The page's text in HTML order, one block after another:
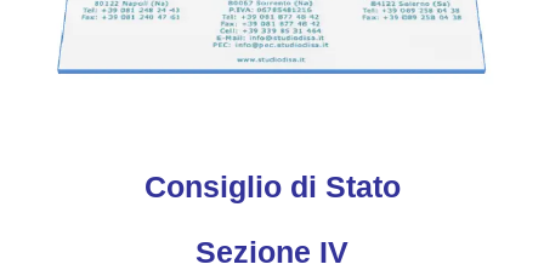
Consiglio di Stato
Sezione IV